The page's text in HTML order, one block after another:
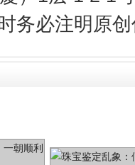
务必注明原